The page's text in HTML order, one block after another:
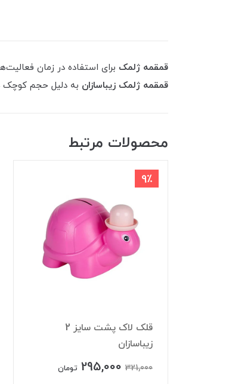
قمقمه ژلمک برای استفاده در زمان
قمقمه ژلمک زیباسازان به دلیل حجم کوچک
محصولات مرتبط
9٪
قلک لاک پشت سایز 2
زیباسازان
321,000
295,000 تومان